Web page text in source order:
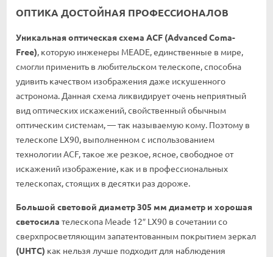
ОПТИКА ДОСТОЙНАЯ ПРОФЕССИОНАЛОВ
Уникальная оптическая схема ACF (Advanced Coma-
Free), которую инженеры MEADE, единственные в мире,
смогли применить в любительском телескопе, способна
удивить качеством изображения даже искушенного
астронома. Данная схема ликвидирует очень неприятный
вид оптических искажений, свойственный обычным
оптическим системам, — так называемую кому. Поэтому в
телескопе LX90, выполненном с использованием
технологии ACF, такое же резкое, ясное, свободное от
искажений изображение, как и в профессиональных
телескопах, стоящих в десятки раз дороже.
Большой световой диаметр 305 мм диаметр и хорошая
светосила телескопа Meade 12″ LX90 в сочетании со
сверхпросветляющим запатентованным покрытием зеркал
(UHTC) как нельзя лучше подходит для наблюдения